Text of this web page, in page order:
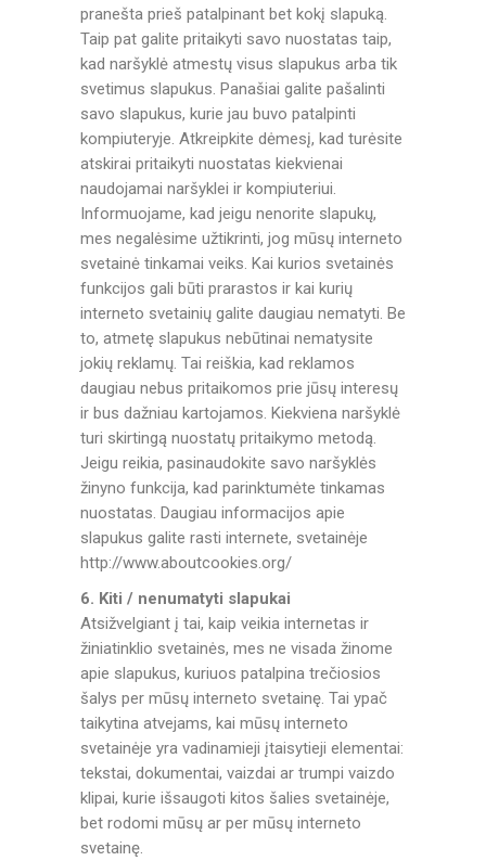
pranešta prieš patalpinant bet kokį slapuką.
Taip pat galite pritaikyti savo nuostatas taip,
kad naršyklė atmestų visus slapukus arba tik
svetimus slapukus. Panašiai galite pašalinti
savo slapukus, kurie jau buvo patalpinti
kompiuteryje. Atkreipkite dėmesį, kad turėsite
atskirai pritaikyti nuostatas kiekvienai
naudojamai naršyklei ir kompiuteriui.
Informuojame, kad jeigu nenorite slapukų,
mes negalėsime užtikrinti, jog mūsų interneto
svetainė tinkamai veiks. Kai kurios svetainės
funkcijos gali būti prarastos ir kai kurių
interneto svetainių galite daugiau nematyti. Be
to, atmetę slapukus nebūtinai nematysite
jokių reklamų. Tai reiškia, kad reklamos
daugiau nebus pritaikomos prie jūsų interesų
ir bus dažniau kartojamos. Kiekviena naršyklė
turi skirtingą nuostatų pritaikymo metodą.
Jeigu reikia, pasinaudokite savo naršyklės
žinyno funkcija, kad parinktumėte tinkamas
nuostatas. Daugiau informacijos apie
slapukus galite rasti internete, svetainėje
http://www.aboutcookies.org/
6. Kiti / nenumatyti slapukai
Atsižvelgiant į tai, kaip veikia internetas ir
žiniatinklio svetainės, mes ne visada žinome
apie slapukus, kuriuos patalpina trečiosios
šalys per mūsų interneto svetainę. Tai ypač
taikytina atvejams, kai mūsų interneto
svetainėje yra vadinamieji įtaisytieji elementai:
tekstai, dokumentai, vaizdai ar trumpi vaizdo
klipai, kurie išsaugoti kitos šalies svetainėje,
bet rodomi mūsų ar per mūsų interneto
svetainę.